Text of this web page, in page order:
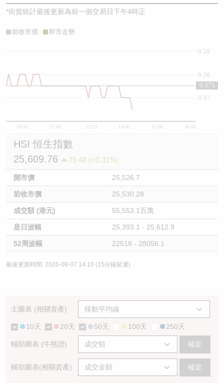
*街貨統計最後更新為前一個交易日下午4時正
前收市價 即市走勢
10:00 11:00 12/13 14:00 15:00 16:00
0.37
0.38
0.39
0.375
HSI 恒生指數
25,609.76
79.48 (+0.31%)
開市價 25,526.7
前收市價 25,530.28
成交額 (港元) 55,553.1百萬
是日波幅 25,393.1 - 25,612.9
52周波幅 22518 - 28056.1
最後更新時間: 2026-08-07 14:10 (15分鐘延遲)
主圖表 (相關資產)
10天 20天 50天 100天 250天
輔助圖表 (牛熊證) 確定
輔助圖表(相關資產) 確定